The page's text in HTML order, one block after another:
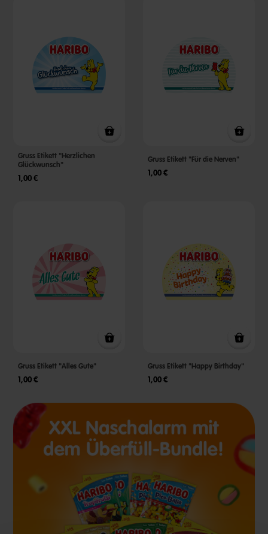
Gruss Etikett "Herzlichen
Glückwunsch"
1,00 €
Gruss Etikett "Für die Nerven"
1,00 €
Gruss Etikett "Alles Gute"
1,00 €
Gruss Etikett "Happy Birthday"
1,00 €